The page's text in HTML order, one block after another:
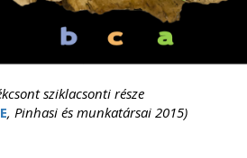
sziklacsonti része
, Pinhasi és munkatársai 2015)